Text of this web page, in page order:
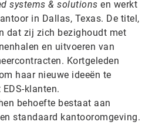
systems & solutions en werkt
in Dallas, Texas. De titel,
dat zij zich bezighoudt met
en uitvoeren van
Kortgeleden
haar nieuwe ideeën te
klanten.
behoefte bestaat aan
standaard kantooromgeving.